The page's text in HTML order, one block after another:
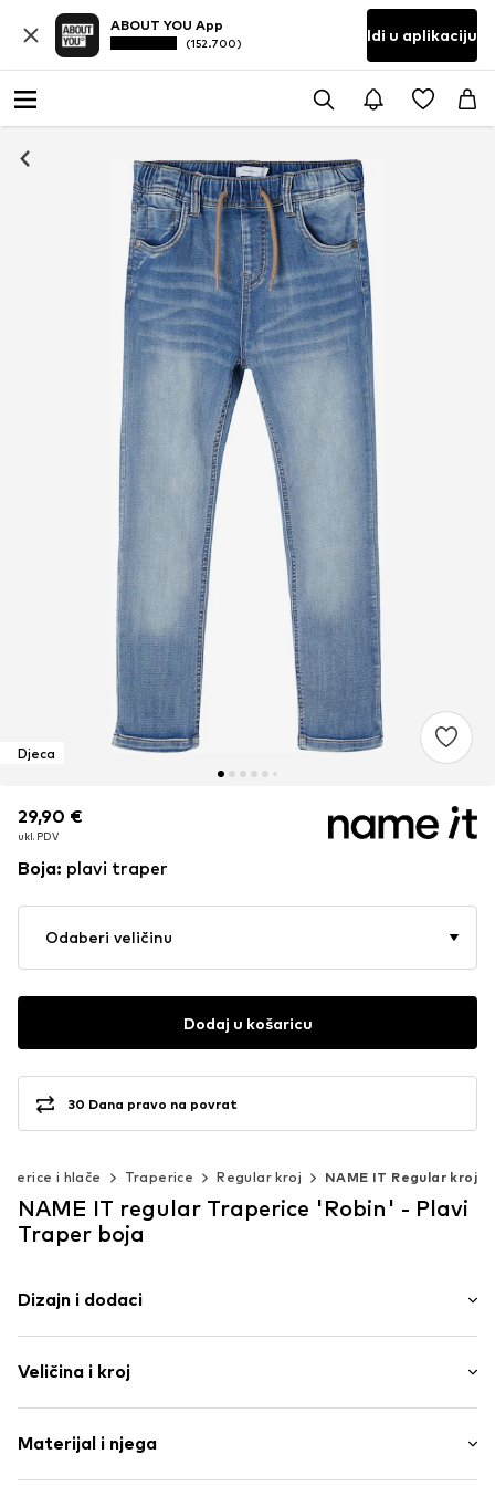
ABOUT YOU App
(152.700) Idi u aplikaciju
Djeca
29,90 €
ukl. PDV
29,90 €
ukl. PDV
29,90 €
ukl. PDV
Boja: plavi traper
Odaberi veličinu
Dodaj u košaricu
30 Dana pravo na povrat
i hlače Traperice Regular kroj NAME IT Regular kroj
NAME IT regular Traperice 'Robin' - Plavi
Traper boja
Dizajn i dodaci
Traper
Heavy washed
Pojas s vezicom
Veličina i kroj
Kroj: regular
Materijal i njega